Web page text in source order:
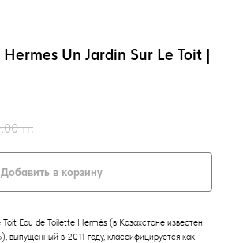
Un Jardin Sur Le Toit |
тг.
Добавить в корзину
Toit Eau de Toilette Hermès (в Казахстане известен
выпущенный в 2011 году, классифицируется как